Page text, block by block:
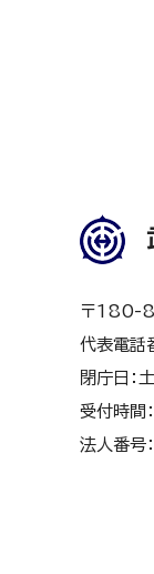
〒180-
代表電
閉庁日：
受付時間
法人番